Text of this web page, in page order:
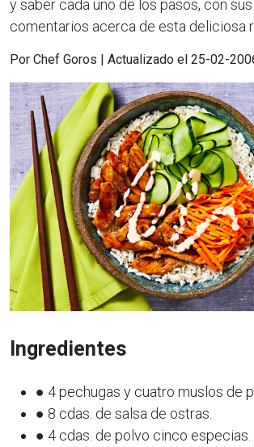
y saber cada uno de los pasos, con
comentarios acerca de esta deliciosa
Por Chef Goros | Actualizado el 25-02-
Ingredientes
● 4 pechugas y cuatro muslos de
● 8 cdas. de salsa de ostras.
● 4 cdas. de polvo cinco especias.